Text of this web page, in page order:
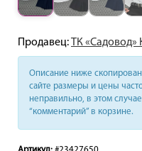
Продавец:ТК «Садовод»
Описание ниже
сайте размеры и цены
неправильно, в этом
“комментарий” в корзине.